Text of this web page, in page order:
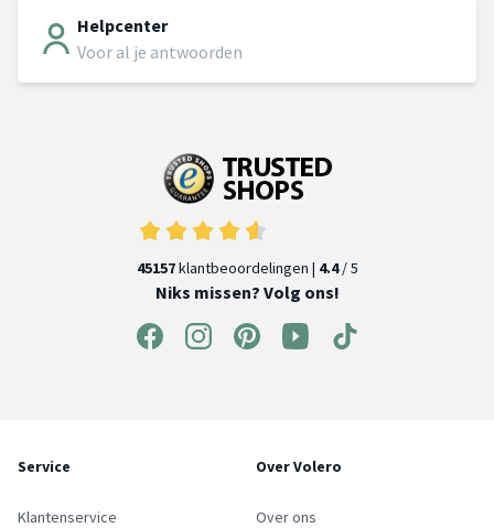
Helpcenter
Voor al je antwoorden
45157klantbeoordelingen | 4.4/ 5
Niks missen? Volg ons!
Service
Klantenservice
Over Volero
Over ons